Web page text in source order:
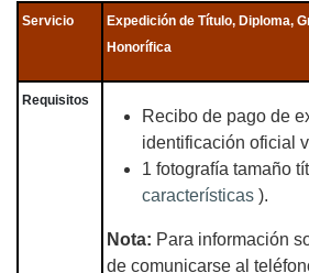
Servicio
Expedición de Título, Diploma,
Honorífica
Requisitos
Recibo de pago de
identificación oficial
1 fotografía tamaño
características ).
Nota: Para información
de comunicarse al